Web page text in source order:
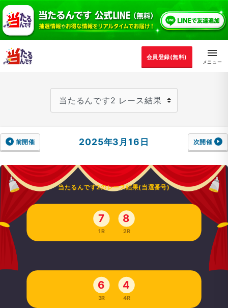
会員登録(無料)
前開催 2025年3月16日 次開催
当たるんです2のレース結果(当選番号)
7
1R
8
2R
6
3R
4
4R